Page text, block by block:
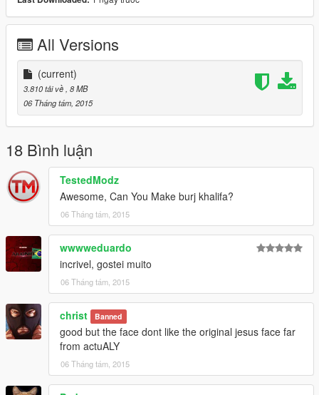
- Ative o Edit mode e clique com o direito no arquivo e depois
clique em "Replace"
- Selecione o Arquivo que você baixou "vb_34_sculpt.ydr"
- Feito isso vá até File e depois em Rebuild e clique em
Rebuild novamente
- Pronto!, Mod instalado com sucesso!
All Versions
(current)
3.810 tải về , 8 MB
06 Tháng tám, 2015
18 Bình luận
TestedModz
Awesome, Can You Make burj khalifa?
06 Tháng tám, 2015
wwwweduardo
incrivel, gostei muito
06 Tháng tám, 2015
christ Banned
good but the face dont like the original jesus face far
from actuALY
06 Tháng tám, 2015